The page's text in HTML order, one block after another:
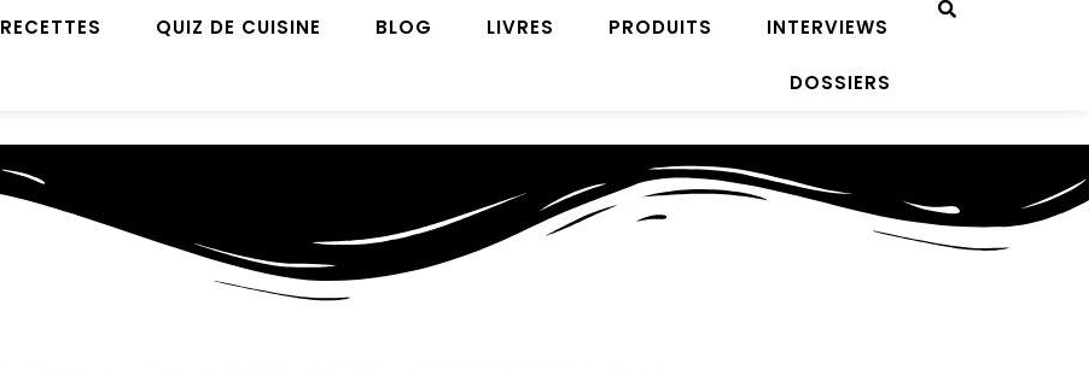
RECETTES QUIZ DE CUISINE BLOG LIVRES PRODUITS INTERVIEWS
DOSSIERS